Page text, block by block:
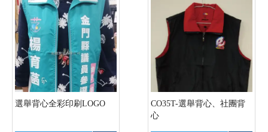
選舉背心全彩印刷LOGO
CO35T-選舉背心、社團背
心